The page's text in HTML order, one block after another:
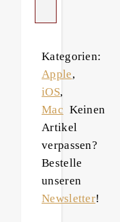
Kategorien:
Apple,
iOS,
Mac Keinen
Artikel
verpassen?
Bestelle
unseren
Newsletter!